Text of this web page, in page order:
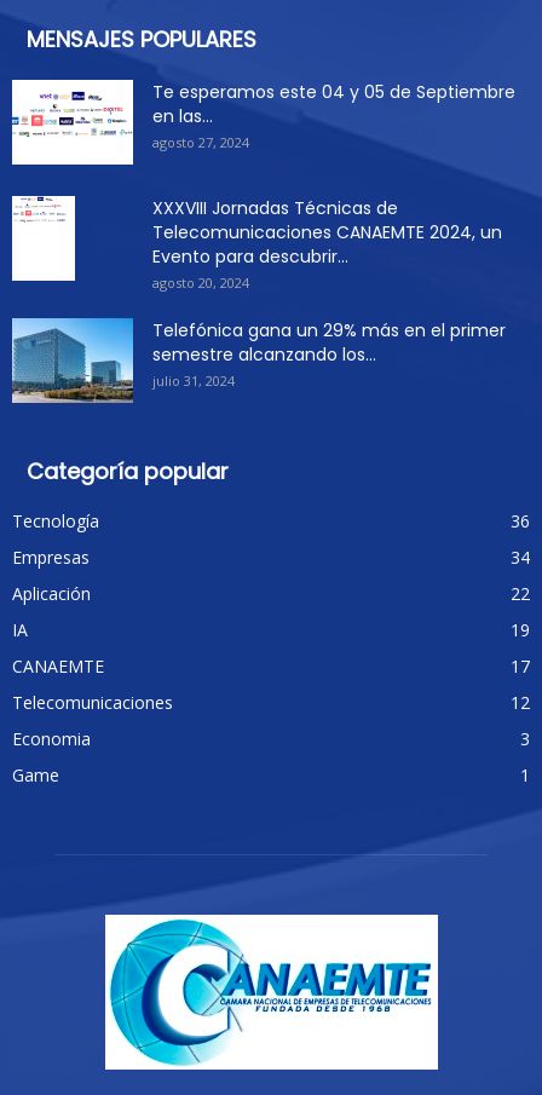
MENSAJES POPULARES
Te esperamos este 04 y 05 de Septiembre
en las...
agosto 27, 2024
XXXVIII Jornadas Técnicas de
Telecomunicaciones CANAEMTE 2024, un
Evento para descubrir...
agosto 20, 2024
Telefónica gana un 29% más en el primer
semestre alcanzando los...
julio 31, 2024
Categoría popular
Tecnología
36
Empresas
34
Aplicación
22
IA
19
CANAEMTE
17
Telecomunicaciones
12
Economia
3
Game
1